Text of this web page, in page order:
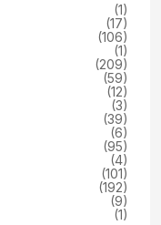
(1)
(17)
(106)
(1)
(209)
(59)
(12)
(3)
(39)
(6)
(95)
(4)
(101)
(192)
(9)
(1)